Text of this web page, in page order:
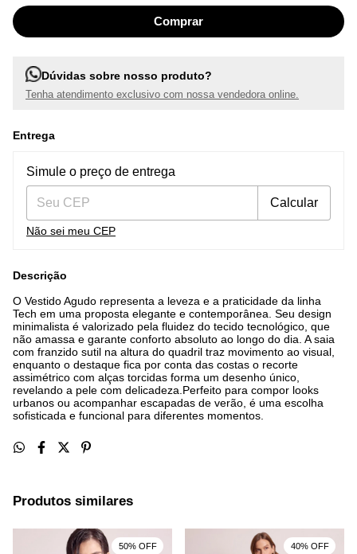
Dúvidas sobre nosso produto?
Tenha atendimento exclusivo com nossa vendedora online.
Entrega
Entregas para o CEP:
Simule o preço de entrega
Calcular
Não sei meu CEP
Descrição
O Vestido Agudo representa a leveza e a praticidade da linha
Tech em uma proposta elegante e contemporânea. Seu design
minimalista é valorizado pela fluidez do tecido tecnológico, que
não amassa e garante conforto absoluto ao longo do dia. A saia
com franzido sutil na altura do quadril traz movimento ao visual,
enquanto o destaque fica por conta das costas o recorte
assimétrico com alças torcidas forma um desenho único,
revelando a pele com delicadeza.Perfeito para compor looks
urbanos ou acompanhar escapadas de verão, é uma escolha
sofisticada e funcional para diferentes momentos.
Produtos similares
50% OFF 40% OFF